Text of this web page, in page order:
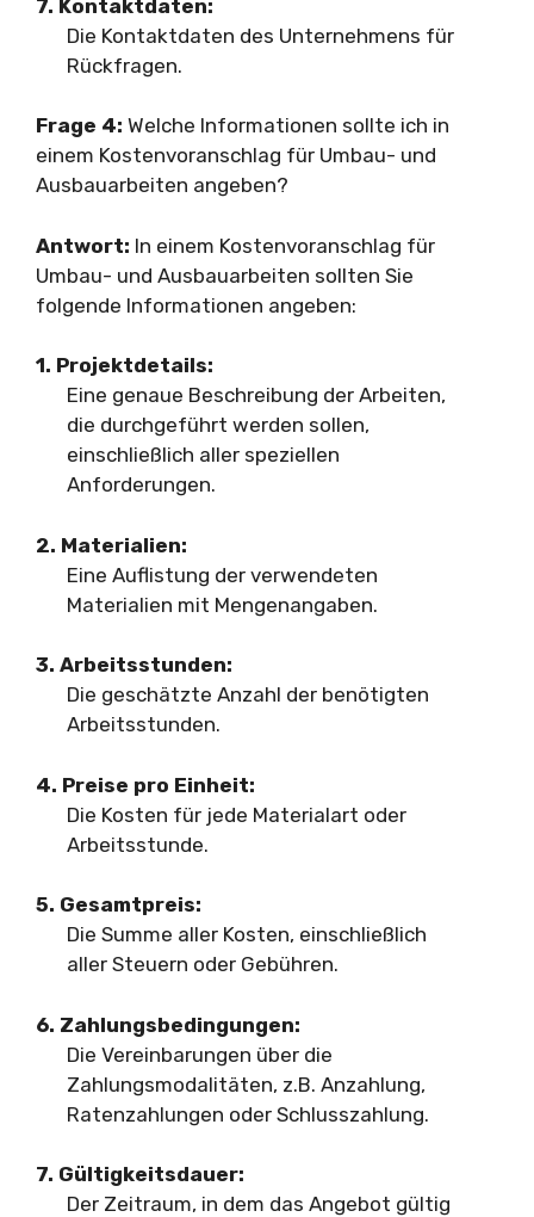
7. Kontaktdaten:
Die Kontaktdaten des Unternehmens für
Rückfragen.
Frage 4: Welche Informationen sollte ich in
einem Kostenvoranschlag für Umbau- und
Ausbauarbeiten angeben?
Antwort: In einem Kostenvoranschlag für
Umbau- und Ausbauarbeiten sollten Sie
folgende Informationen angeben:
1. Projektdetails:
Eine genaue Beschreibung der Arbeiten,
die durchgeführt werden sollen,
einschließlich aller speziellen
Anforderungen.
2. Materialien:
Eine Auflistung der verwendeten
Materialien mit Mengenangaben.
3. Arbeitsstunden:
Die geschätzte Anzahl der benötigten
Arbeitsstunden.
4. Preise pro Einheit:
Die Kosten für jede Materialart oder
Arbeitsstunde.
5. Gesamtpreis:
Die Summe aller Kosten, einschließlich
aller Steuern oder Gebühren.
6. Zahlungsbedingungen:
Die Vereinbarungen über die
Zahlungsmodalitäten, z.B. Anzahlung,
Ratenzahlungen oder Schlusszahlung.
7. Gültigkeitsdauer:
Der Zeitraum, in dem das Angebot gültig